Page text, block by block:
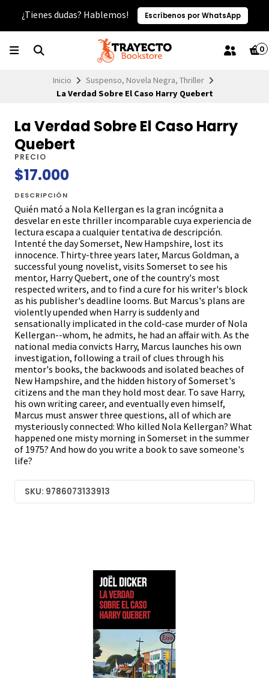
¿Tienes dudas? Hablemos! Escríbenos por WhatsApp
0
Inicio
Suspenso, Novela Negra, Thriller
La Verdad Sobre El Caso Harry Quebert
La Verdad Sobre El Caso Harry
Quebert
PRECIO
$17.000
DESCRIPCIÓN
Quién mató a Nola Kellergan es la gran incógnita a
desvelar en este thriller incomparable cuya experiencia de
lectura escapa a cualquier tentativa de descripción.
Intenté the day Somerset, New Hampshire, lost its
innocence. Thirty-three years later, Marcus Goldman, a
successful young novelist, visits Somerset to see his
mentor, Harry Quebert, one of the country's most
respected writers, and to find a cure for his writer's block
as his publisher's deadline looms. But Marcus's plans are
violently upended when Harry is suddenly and
sensationally implicated in the cold-case murder of Nola
Kellergan--whom, he admits, he had an affair with. As the
national media convicts Harry, Marcus launches his own
investigation, following a trail of clues through his
mentor's books, the backwoods and isolated beaches of
New Hampshire, and the hidden history of Somerset's
citizens and the man they hold most dear. To save Harry,
his own writing career, and eventually even himself,
Marcus must answer three questions, all of which are
mysteriously connected: Who killed Nola Kellergan? What
happened one misty morning in Somerset in the summer
of 1975? And how do you write a book to save someone's
life?
SKU: 9786073133913